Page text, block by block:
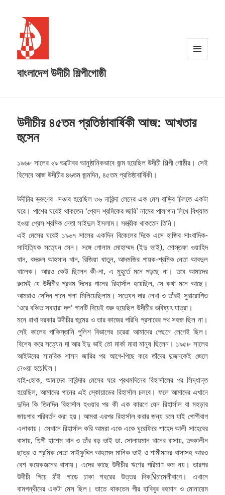
বাংলাদেশ উদীচী শিল্পীগোষ্ঠী
উদীচীর ৪৫তম প্রতিষ্ঠাবার্ষিকী আজ: আখতার
হুসেন
১৯৬৮ সালের ২৯ অক্টোবর আনুষ্ঠানিকভাবে জন্ম হয়েছিল উদীচী শিল্পী গোষ্ঠীর। সেই
হিসেবে আজ উদীচীর ৪৬তম জন্মদিন, ৪৫তম প্রতিষ্ঠাবার্ষিকী।
উদীচীর ভ্রুণের সঞ্চার হয়েছিল ৩৬ নারিন্দা লেনের এক মেস বাড়ির চিলতে একটা
ঘরে। পাশের ঘরেই থাকতেন ‘প্রেস শ্রমিকের জারি’ নামের পালাগান লিখে বিখ্যাত
হওয়া প্রেস শ্রমিক নেতা সাইদুল ইসলাম। সস্ত্রীক থাকতেন তিনি।
এই মেসের ঘরেই ১৯৬৭ সালের একদিন বিকেলের দিকে এসে হাজির সাংবাদিক-
সাহিত্যিক সত্যেন সেন। সঙ্গে গোলাম মোহাম্মদ (ইদু ভাই), মোস্তফা ওয়াহিদ
খান, বদরুল আহসান খান, রিজিয়া খাতুন, আদমজির গায়ক-শ্রমিক নেতা আবদুল
খালেক। আরও কেউ ছিলেন কী-না, এ মুহূর্তে মনে পড়ছে না। তবে আমাদের
রুমেই যে উদীচীর প্রথম দিনের গানের রিহার্সাল হয়েছিল, সে কথা মনে আছে।
আমরাও সেদিন গানে গলা মিলিয়েছিলাম। সত্যেন দার লেখা ও তাঁরই সুরারোপিত
‘ওরে বঞ্চিত সবহারা দল’ গানটি দিয়েই শুরু হয়েছিল উদীচীর ভবিষ্যৎ যাত্রা।
মনে রাখা দরকার উদীচীর জন্মের ও তার কাজের পরিধি প্রসারের পথ সহজ ছিল না।
সেই কালের পাকিস্তানি পুলিশ বিভাগের চরেরা আমাদের পেছনে লেগেই ছিল।
বিশেষ করে সত্যেন দা আর ইদু ভাই তো মার্কা মারা মানুষ ছিলেন। ১৯৫৮ সালের
আইউবের সামরিক শাসন জারির পর আগে-পিছে করে তাঁদের দুজনকেই জেলে
নেওয়া হয়েছিল।
যাই-হোক, আমাদের নারিন্দার মেসের ঘরে প্রথমদিনের রিহার্সালের পর সিদ্ধান্ত
হয়েছিল, আমাদের গানের এই স্কোয়াডের রিহার্সাল চলবে। ফলে আমাদের এখানে
দুদিন কি তিনদিন রিহার্সাল হওয়ার পর কী এক কারণে যেন রিহার্সাল বা মহড়ার
জায়গার পরিবর্তন করা হয়। আমরা এরপর রিহার্সাল করার জন্য চলে যাই গোপীবাগ
এলাকায়। সেখানে রিহার্সাল করি আমরা একে একে ঘুরেফিরে শাহেদ আলী সাহেবের
বাসায়, শিল্পী হাশেম খান ও তাঁর বড় ভাই ডা. সোলায়মান খানের বাসায়, তৎকালীন
ছাত্র ও শ্রমিক নেতা সাইফুদ্দিন আহমেদ মানিক ভাই ও শামীমদের বাসাসহ আরও
বেশ কয়েকজনের বাসায়। এদের কাছে উদীচীর ঋণের পরিমাণ কম নয়। তারপর
উদীচী গিয়ে ঠাঁই গাড়ে ঢাকা শহরের উত্তর দিকÑচামেলীবাগে। এখানে
বামপন্থীদের একটা মেস ছিল। তাতে থাকতেন পীর হাবিবুর রহমান ও মোনায়েম